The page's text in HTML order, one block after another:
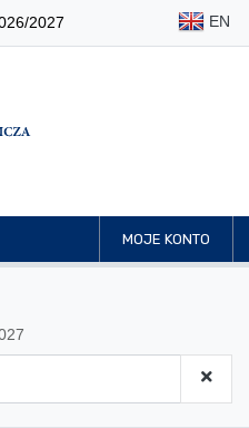
2027 EN
MOJE KONTO